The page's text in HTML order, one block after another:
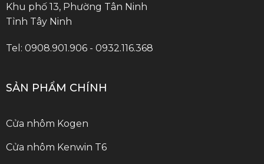
Khu phố 13, Phường Tân Ninh
Tỉnh Tây Ninh
Tel: 0908.901.906 - 0932.116.368
SẢN PHẨM CHÍNH
Cửa nhôm Kogen
Cửa nhôm Kenwin T6